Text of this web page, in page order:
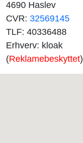
4690 Haslev
CVR: 32569145
TLF: 40336488
Erhverv: kloak
(Reklamebeskyttet)